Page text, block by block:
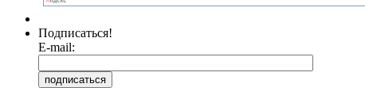
Подписаться!
E-mail: